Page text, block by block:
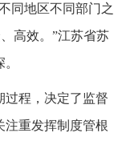
同地区不同部门之
高效。”江苏省苏
过程，决定了监督
注重发挥制度管根